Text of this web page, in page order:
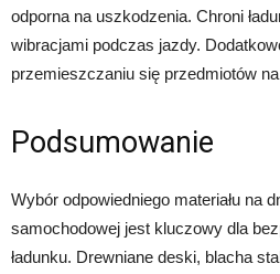
odporna na uszkodzenia. Chroni
wibracjami podczas jazdy.
przemieszczaniu się przedmiotów
Podsumowanie
Wybór odpowiedniego materiału na
samochodowej jest kluczowy dla
ładunku. Drewniane deski, blacha